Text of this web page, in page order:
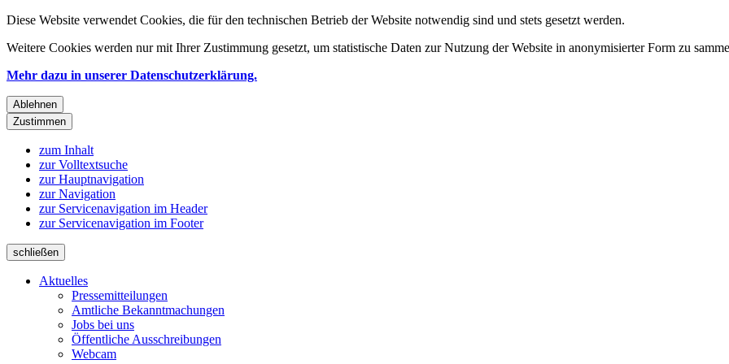
Diese Website verwendet Cookies, die für den technischen Betrieb der Website notwendig sind und stets gesetzt werden.
Weitere Cookies werden nur mit Ihrer Zustimmung gesetzt, um statistische Daten zur Nutzung der Website in anonymisierter Form zu
Mehr dazu in unserer Datenschutzerklärung.
Ablehnen
Zustimmen
zum Inhalt
zur Volltextsuche
zur Hauptnavigation
zur Navigation
zur Servicenavigation im Header
zur Servicenavigation im Footer
schließen
Aktuelles
Pressemitteilungen
Amtliche Bekanntmachungen
Jobs bei uns
Öffentliche Ausschreibungen
Webcam